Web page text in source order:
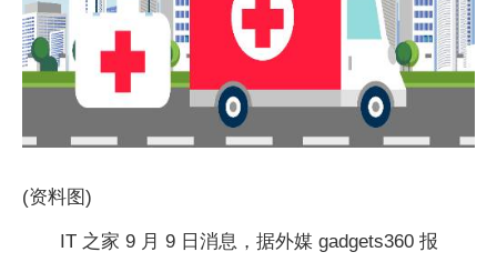
(资料图)
IT 之家 9 月 9 日消息，据外媒 gadgets360 报